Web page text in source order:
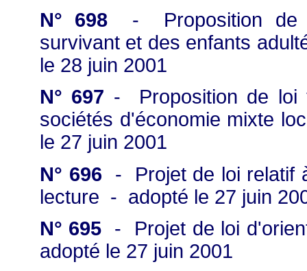
N° 698 - Proposition de
survivant et des enfants
le 28 juin 2001
N° 697 - Proposition de loi
sociétés d'économie mixte
le 27 juin 2001
N° 696 - Projet de loi relatif
lecture - adopté le 27 juin
N° 695 - Projet de loi
adopté le 27 juin 2001